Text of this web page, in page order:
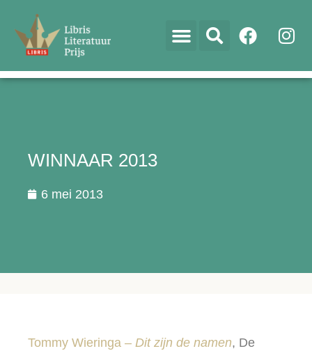
WINNAAR 2013
6 mei 2013
Tommy Wieringa – Dit zijn de namen, De